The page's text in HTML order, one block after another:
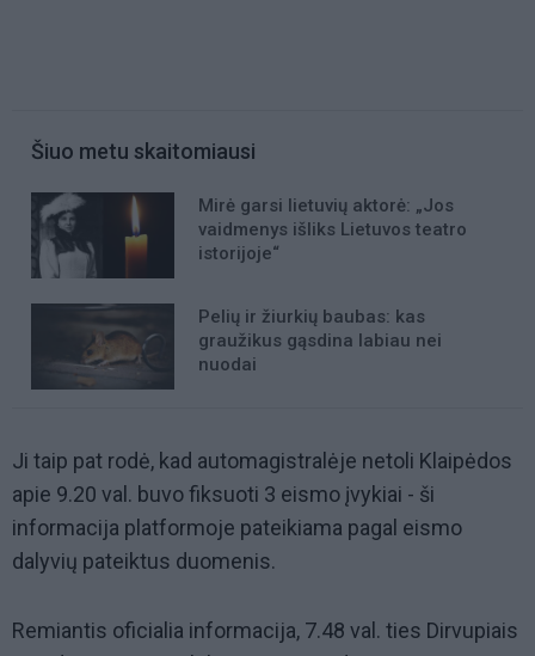
Šiuo metu skaitomiausi
Mirė garsi lietuvių aktorė: „Jos
vaidmenys išliks Lietuvos teatro
istorijoje“
Pelių ir žiurkių baubas: kas
graužikus gąsdina labiau nei
nuodai
Ji taip pat rodė, kad automagistralėje netoli Klaipėdos
apie 9.20 val. buvo fiksuoti 3 eismo įvykiai - ši
informacija platformoje pateikiama pagal eismo
dalyvių pateiktus duomenis.
Remiantis oficialia informacija, 7.48 val. ties Dirvupiais